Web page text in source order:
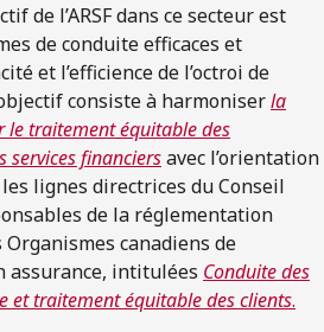
de l’ARSF dans ce secteur est
de conduite efficaces et
et l’efficience de l’octroi de
consiste à harmoniserla
le traitement équitable des
services financiersavec l’orientation
lignes directrices du Conseil
de la réglementation
Organismes canadiens de
assurance, intitulées Conduite des
et traitement équitable des clients.